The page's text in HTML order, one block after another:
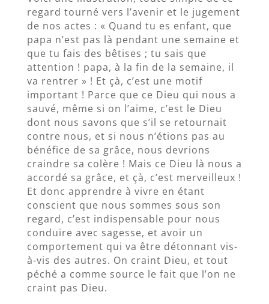
regard tourné vers l’avenir et le jugement
de nos actes : « Quand tu es enfant, que
papa n’est pas là pendant une semaine et
que tu fais des bêtises ; tu sais que
attention ! papa, à la fin de la semaine, il
va rentrer » ! Et çà, c’est une motif
important ! Parce que ce Dieu qui nous a
sauvé, même si on l’aime, c’est le Dieu
dont nous savons que s’il se retournait
contre nous, et si nous n’étions pas au
bénéfice de sa grâce, nous devrions
craindre sa colère ! Mais ce Dieu là nous a
accordé sa grâce, et çà, c’est merveilleux !
Et donc apprendre à vivre en étant
conscient que nous sommes sous son
regard, c’est indispensable pour nous
conduire avec sagesse, et avoir un
comportement qui va être détonnant vis-
à-vis des autres. On craint Dieu, et tout
péché a comme source le fait que l’on ne
craint pas Dieu.